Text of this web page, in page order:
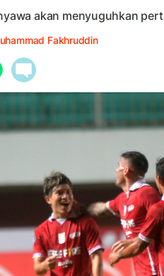
akan menyuguhkan
Fakhruddin